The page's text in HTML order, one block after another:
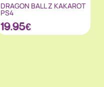
DRAGON BALL Z KAKAROT
PS4
19.95€